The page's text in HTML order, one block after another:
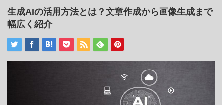
a
生成AIの活用方法とは？文章作成から画像生成まで
幅広く紹介